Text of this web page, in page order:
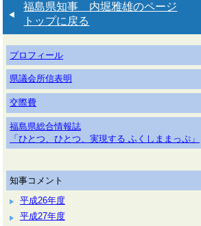
福島県知事 内堀雅雄のページ
トップに戻る
プロフィール
県議会所信表明
交際費
福島県総合情報誌
「ひとつ、ひとつ、実現する ふくしままっぷ」
知事コメント
平成26年度
平成27年度